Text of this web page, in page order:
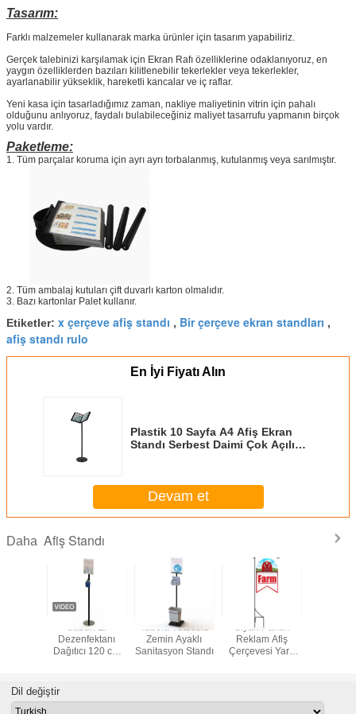
Tasarım:
Farklı malzemeler kullanarak marka ürünler için tasarım yapabiliriz.
Gerçek talebinizi karşılamak için Ekran Rafı özelliklerine odaklanıyoruz, en
yaygın özelliklerden bazıları kilitlenebilir tekerlekler veya tekerlekler,
ayarlanabilir yükseklik, hareketli kancalar ve iç raflar.
Yeni kasa için tasarladığımız zaman, nakliye maliyetinin vitrin için pahalı
olduğunu anlıyoruz, faydalı bulabileceğiniz maliyet tasarrufu yapmanın birçok
yolu vardır.
Paketleme:
1. Tüm parçalar koruma için ayrı ayrı torbalanmış, kutulanmış veya sarılmıştır.
2. Tüm ambalaj kutuları çift duvarlı karton olmalıdır.
3. Bazı kartonlar Palet kullanır.
Etiketler: x çerçeve afiş standı , Bir çerçeve ekran standları ,
afiş standı rulo
En İyi Fiyatı Alın
Plastik 10 Sayfa A4 Afiş Ekran
Standı Serbest Daimi Çok Açılı
Devam et
Daha Afiş Standı
Sabun El
Dezenfektanı
Dağıtıcı 120 cm
Tabela Tutuculu
Zemin Ayaklı
Sanitasyon Standı
Siyah Parlak
Reklam Afiş
Çerçevesi Yard
Dil değiştir